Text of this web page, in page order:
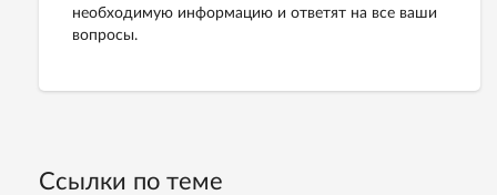
необходимую информацию и ответят на все ваши
вопросы.
Ссылки по теме